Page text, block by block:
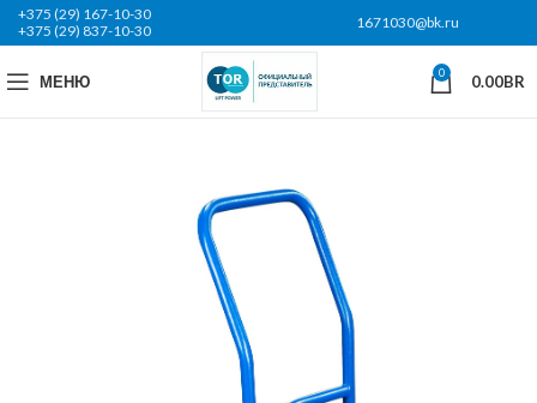
+375 (29) 167-10-30
+375 (29) 837-10-30
1671030@bk.ru
МЕНЮ 0 0.00BR